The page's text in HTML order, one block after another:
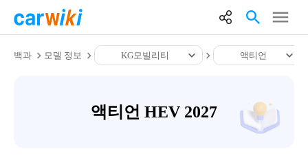
백과 모델 정보 KG모빌리티 액티언
액티언 HEV 2027